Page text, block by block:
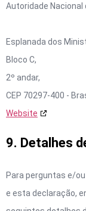
Autoridade Nacional
Esplanada dos
Bloco C,
2º andar,
CEP 70297-400 -
Website
9. Detalhes
Para perguntas e/
e esta declaração,